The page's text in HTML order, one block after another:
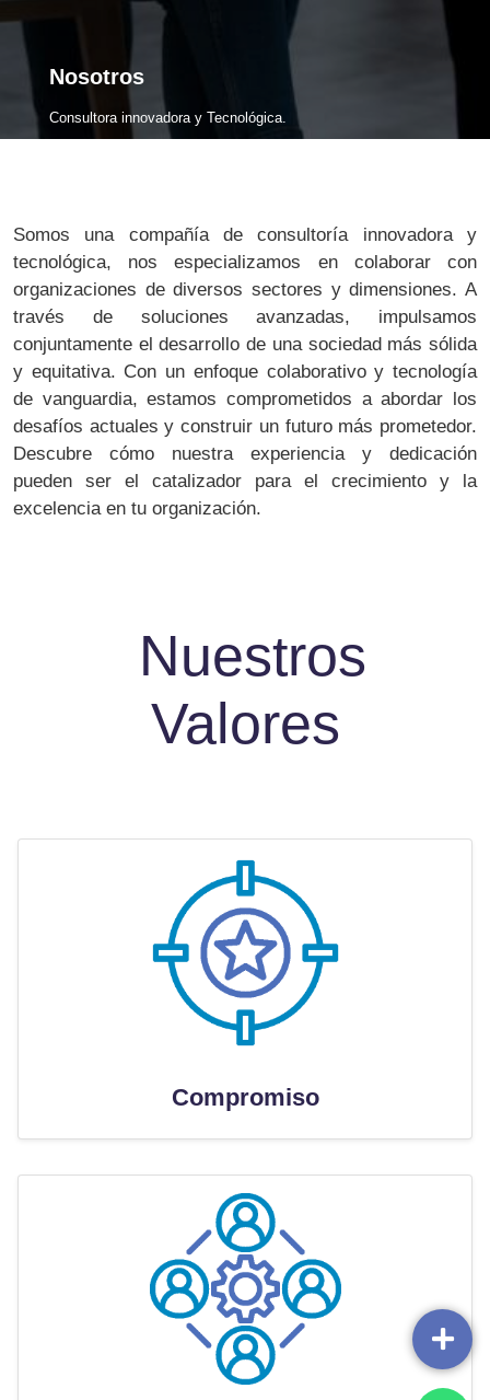
Nosotros
Consultora innovadora y Tecnológica.
Somos una compañía de consultoría innovadora y
tecnológica, nos especializamos en colaborar con
organizaciones de diversos sectores y dimensiones. A
través de soluciones avanzadas, impulsamos
conjuntamente el desarrollo de una sociedad más sólida
y equitativa. Con un enfoque colaborativo y tecnología
de vanguardia, estamos comprometidos a abordar los
desafíos actuales y construir un futuro más prometedor.
Descubre cómo nuestra experiencia y dedicación
pueden ser el catalizador para el crecimiento y la
excelencia en tu organización.
Nuestros
Valores
Compromiso